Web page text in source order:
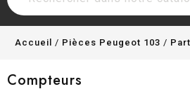
Accueil Pièces Peugeot 103
Compteurs